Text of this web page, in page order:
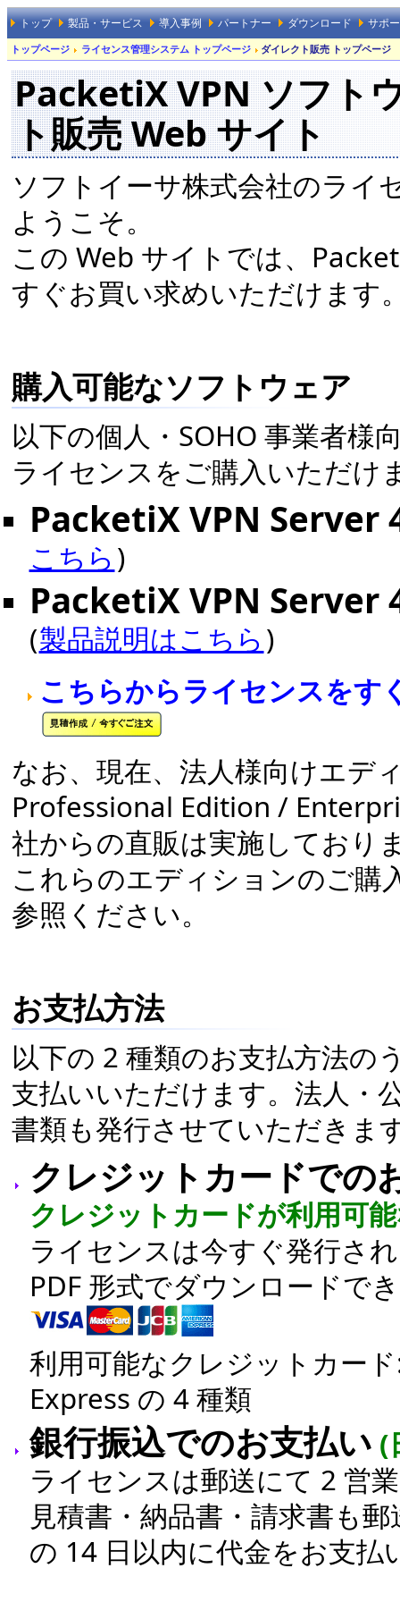
トップ 製品・サービス 導入事例 パートナー ダウンロード サポ
トップページ ライセンス管理システム トップページ ダイレクト販売 トップページ
PacketiX VPN ソフト
ト販売 Web サイト
ソフトイーサ株式会社のライ
ようこそ。
この Web サイトでは、
すぐお買い求めいただけます
購入可能なソフトウェア
以下の個人・SOHO 事業者様
ライセンスをご購入いただけ
PacketiX VPN Server
こちら )
PacketiX VPN Server
(製品説明はこちら )
こちらからライセンスをす
なお、現在、法人様向けエデ
Professional Edition /
社からの直販は実施しており
これらのエディションのご購
参照ください。
お支払方法
以下の 2 種類のお支払方法の
支払いいただけます。法人・
書類も発行させていただきま
クレジットカードでの
クレジットカードが利用可
ライセンスは今すぐ発行さ
PDF 形式でダウンロードで
利用可能なクレジットカー
Express の 4 種類
銀行振込でのお支払い (
ライセンスは郵送にて 2 営
見積書・納品書・請求書も
の 14 日以内に代金をお支払